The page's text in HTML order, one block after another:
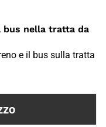
nella tratta da
e il bus sulla tratta